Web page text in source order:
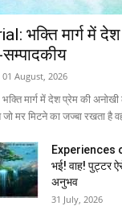
भक्ति मार्ग में
01 August, 2026
मार्ग में देश प्रेम की
मर मिटने का जज्बा रखता है
Experiences
भई! वाह! पुट्टर
अनुभव
31 July, 2026